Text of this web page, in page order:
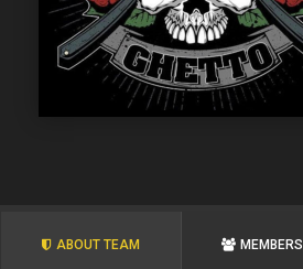
ABOUT TEAM MEMBERS